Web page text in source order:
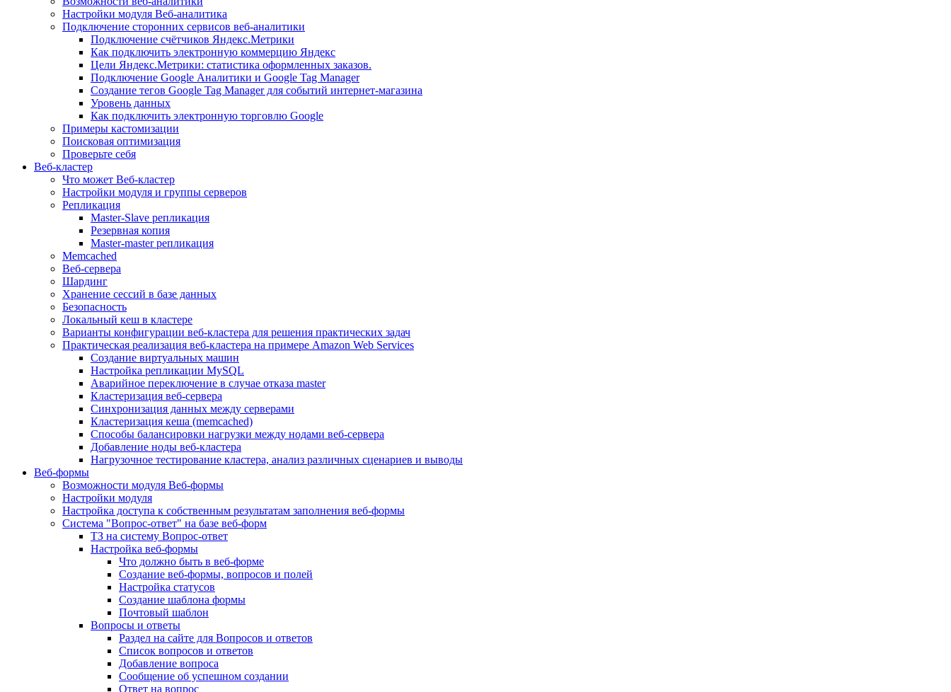
Настройки модуля Веб-аналитика
Подключение сторонних сервисов веб-аналитики
Подключение счётчиков Яндекс.Метрики
Как подключить электронную коммерцию Яндекс
Цели Яндекс.Метрики: статистика оформленных заказов.
Подключение Google Аналитики и Google Tag Manager
Создание тегов Google Tag Manager для событий интернет-магазина
Уровень данных
Как подключить электронную торговлю Google
Примеры кастомизации
Поисковая оптимизация
Проверьте себя
Веб-кластер
Что может Веб-кластер
Настройки модуля и группы серверов
Репликация
Master-Slave репликация
Резервная копия
Master-master репликация
Memcached
Веб-сервера
Шардинг
Хранение сессий в базе данных
Безопасность
Локальный кеш в кластере
Варианты конфигурации веб-кластера для решения практических задач
Практическая реализация веб-кластера на примере Amazon Web Services
Создание виртуальных машин
Настройка репликации MySQL
Аварийное переключение в случае отказа master
Кластеризация веб-сервера
Синхронизация данных между серверами
Кластеризация кеша (memcached)
Способы балансировки нагрузки между нодами веб-сервера
Добавление ноды веб-кластера
Нагрузочное тестирование кластера, анализ различных сценариев и выводы
Веб-формы
Возможности модуля Веб-формы
Настройки модуля
Настройка доступа к собственным результатам заполнения веб-формы
Система "Вопрос-ответ" на базе веб-форм
ТЗ на систему Вопрос-ответ
Настройка веб-формы
Что должно быть в веб-форме
Создание веб-формы, вопросов и полей
Настройка статусов
Создание шаблона формы
Почтовый шаблон
Вопросы и ответы
Раздел на сайте для Вопросов и ответов
Список вопросов и ответов
Добавление вопроса
Сообщение об успешном создании
Ответ на вопрос